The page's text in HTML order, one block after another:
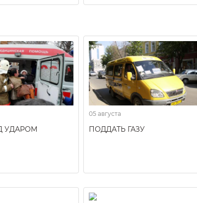
УДАРОМ
05 августа
ПОДДАТЬ ГАЗУ